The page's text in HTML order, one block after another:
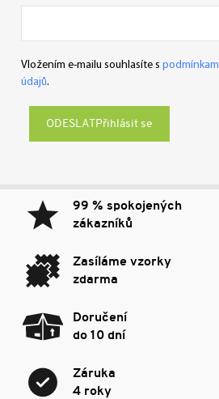
Vložením e-mailu souhlasíte s
údajů.
Přihlásit se
99 % spokojených
zákazníků
Zasíláme vzorky
zdarma
Doručení
do 10 dní
Záruka
4 roky